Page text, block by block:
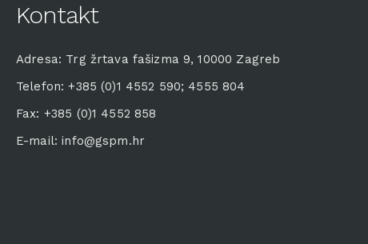
Kontakt
Adresa: Trg žrtava fašizma 9, 10000 Zagreb
Telefon: +385 (0)1 4552 590; 4555 804
Fax: +385 (0)1 4552 858
E-mail: info@gspm.hr